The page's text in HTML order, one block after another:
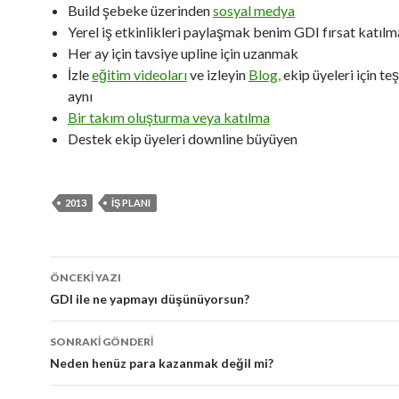
Build şebeke üzerindensosyal medya
Yerel iş etkinlikleri paylaşmak benim GDI fırsat
Her ay için tavsiye upline için uzanmak
İzleeğitim videolarıve izleyin Blog,ekip üyeleri için
aynı
Bir takım oluşturma veya katılma
Destek ekip üyeleri downline büyüyen
2013 IŞ PLANI
navigasyon
gönderisi
ÖNCEKI YAZI
GDI ile ne yapmayı düşünüyorsun?
SONRAKI GÖNDERI
Neden henüz para kazanmak değil mi?